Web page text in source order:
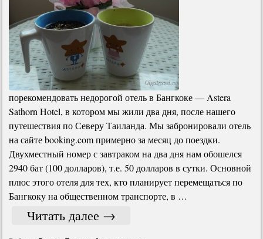
порекомендовать недорогой отель в Бангкоке — Astera
Sathorn Hotel, в котором мы жили два дня, после нашего
путешествия по Северу Таиланда. Мы забронировали отель
на сайте booking.com примерно за месяц до поездки.
Двухместный номер с завтраком на два дня нам обошелся
2940 бат (100 долларов), т.е. 50 долларов в сутки. Основной
плюс этого отеля для тех, кто планирует перемещаться по
Бангкоку на общественном транспорте, в …
Читать далее →